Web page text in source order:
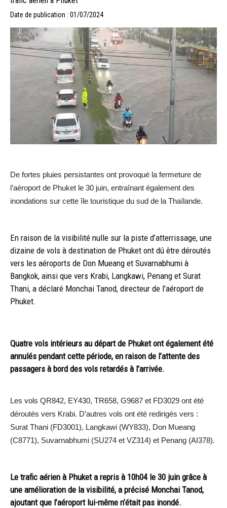
Date de publication : 01/07/2024
De fortes pluies persistantes ont provoqué la fermeture de
l’aéroport de Phuket le 30 juin, entraînant également des
inondations sur cette île touristique du sud de la Thaïlande.
En raison de la visibilité nulle sur la piste d’atterrissage, une
dizaine de vols à destination de Phuket ont dû être déroutés
vers les aéroports de Don Mueang et Suvarnabhumi à
Bangkok, ainsi que vers Krabi, Langkawi, Penang et Surat
Thani, a déclaré Monchai Tanod, directeur de l’aéroport de
Phuket.
Quatre vols intérieurs au départ de Phuket ont également été
annulés pendant cette période, en raison de l’attente des
passagers à bord des vols retardés à l’arrivée.
Les vols QR842, EY430, TR658, G9687 et FD3029 ont été
déroutés vers Krabi. D’autres vols ont été redirigés vers :
Surat Thani (FD3001), Langkawi (WY833), Don Mueang
(C8771), Suvarnabhumi (SU274 et VZ314) et Penang (AI378).
Le trafic aérien à Phuket a repris à 10h04 le 30 juin grâce à
une amélioration de la visibilité, a précisé Monchai Tanod,
ajoutant que l’aéroport lui-même n’était pas inondé.